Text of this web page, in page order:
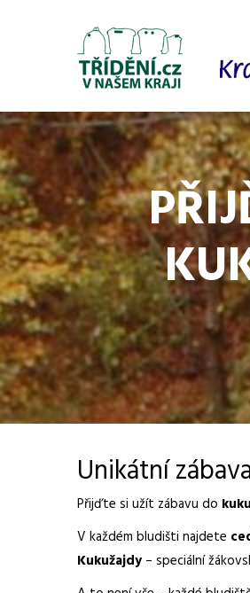
Unikátní
Přijďte si užít zábavu do
V každém bludišti najdete
Kukužajdy – speciální